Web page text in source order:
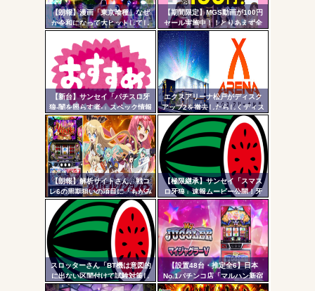
AngelBeats!とかいうクソアニメの思い出ｗｗｗ
Powered by livedoor 相互RSS
【朗報】漫画「東京喰種」なぜ
か令和になって大ヒットしてし
まうｗｗｗ
【期間限定】MGS動画が100円
セール実施中！！とりあえず全
部買うやろｗｗｗｗｗ
【新台】サンセイ「パチスロ牙
狼-闇を照らす者-」スペック情報
判明！純増約9.1枚のAT機、疑似
ボ突破型、究極魔戒RUSHは継続
率82.6%のバトルタイプAT
エクスアリーナ松戸がディスク
アップ2を撤去したらしくディス
クアッパーさん達から落胆の声
【朗報】解析サイトさん、戦コ
レ6の周期狙いの項目に「もがみ
んの尻画像」を採用
【極限継承】サンセイ「スマス
ロ牙狼」速報ムービー公開！牙
狼の名に恥じぬ出玉性能がパチ
ンコからスロットへ
スロッターさん「BT機は意図的
に出ない区間付けて試験対策し
てそうな気がする」
【設置48台・推定全6】日本
No.1パチンコ店「マルハン新宿
東宝ビル店」のマイジャグラ
- 固
ンク
自動
更新
ツー
ル